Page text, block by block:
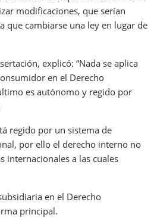
modificaciones, que serían
que cambiarse una ley en lugar de
explicó: “Nada se aplica
en el Derecho
es autónomo y regido por
regido por un sistema de
por ello el derecho interno no
internacionales a las cuales
en el Derecho
principal.